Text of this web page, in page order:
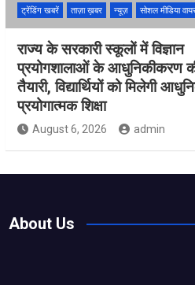
ट्रेंडिंग खबरें
ताज़ा ख़बर न्यूज़ सोशल मीडिया
राज्य के सरकारी स्कूलों में विज्ञान
प्रयोगशालाओं के आधुनिकीकरण
तैयारी, विद्यार्थियों को मिलेगी
प्रयोगात्मक शिक्षा
August 6, 2026 admin
About Us